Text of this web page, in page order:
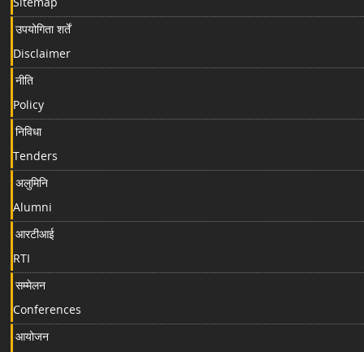
उपयोगिता शर्तें
Disclaimer
नीति
Policy
निविधा
Tenders
अलुमिनि
Alumni
आरटीआई
RTI
सम्मेलन
Conferences
आयोजन